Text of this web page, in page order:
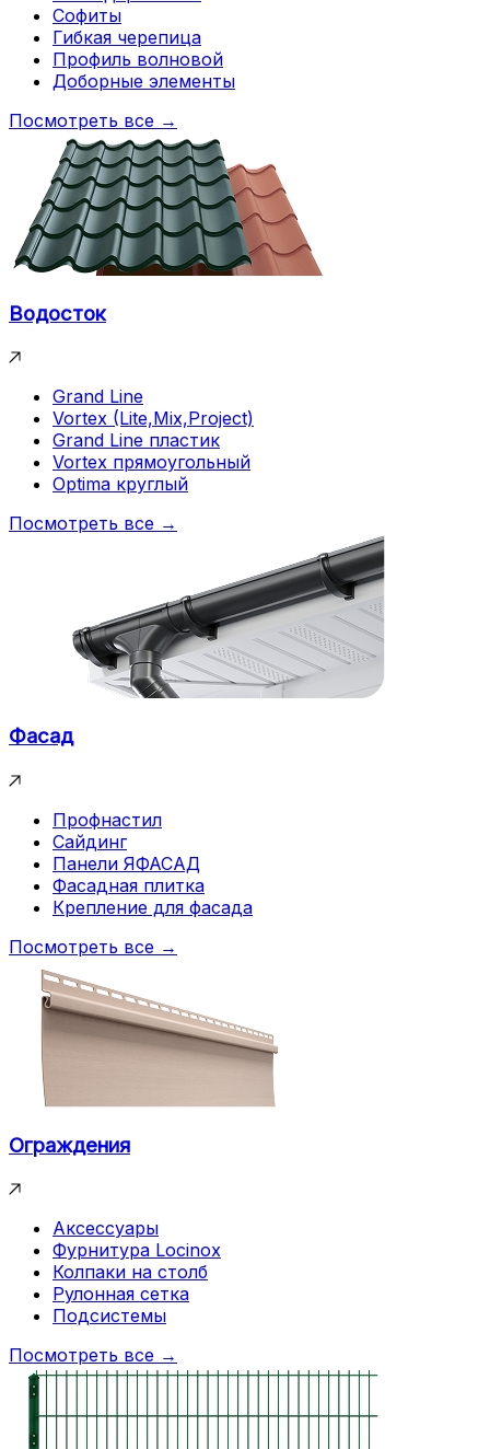
Софиты
Гибкая черепица
Профиль волновой
Доборные элементы
Посмотреть все →
Водосток
Grand Line
Vortex (Lite,Mix,Project)
Grand Line пластик
Vortex прямоугольный
Optima круглый
Посмотреть все →
Фасад
Профнастил
Сайдинг
Панели ЯФАСАД
Фасадная плитка
Крепление для фасада
Посмотреть все →
Ограждения
Аксессуары
Фурнитура Locinox
Колпаки на столб
Рулонная сетка
Подсистемы
Посмотреть все →